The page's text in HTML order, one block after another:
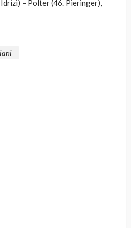
– Polter (46. Pieringer),